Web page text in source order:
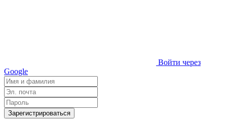
Войти через
Google
Зарегистрироваться